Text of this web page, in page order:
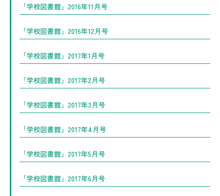
「学校図書館」2016年11月号
「学校図書館」2016年12月号
「学校図書館」2017年1月号
「学校図書館」2017年2月号
「学校図書館」2017年3月号
「学校図書館」2017年4月号
「学校図書館」2017年5月号
「学校図書館」2017年6月号